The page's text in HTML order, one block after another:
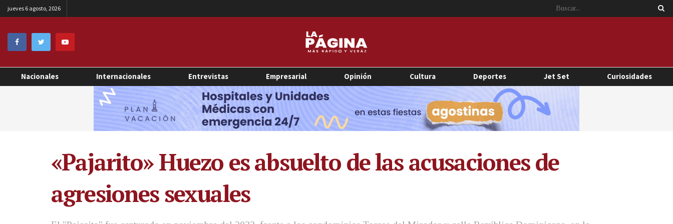
jueves 6 agosto, 2026
Nacionales Internacionales Entrevistas Empresarial Opinión Cultura Deportes Jet Set Curiosidades
«Pajarito» Huezo es absuelto de las acusaciones de
agresiones sexuales